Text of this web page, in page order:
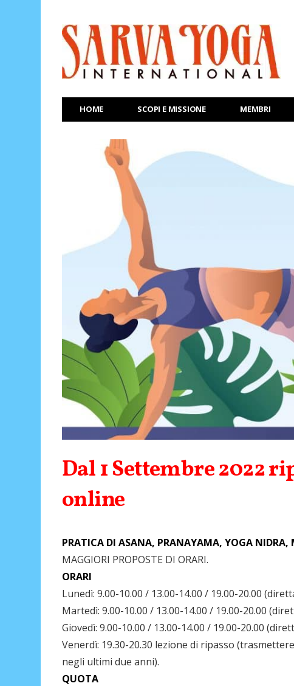
HOME SCOPI E MISSIONE MEMBRI
Dal 1 Settembre 2022
online
PRATICA DI ASANA, PRANAYAMA, YOGA
MAGGIORI PROPOSTE DI ORARI.
ORARI
Lunedì: 9.00-10.00 / 13.00-14.00 / 19.00-20.00
Martedì: 9.00-10.00 / 13.00-14.00 / 19.00-20.00
Giovedì: 9.00-10.00 / 13.00-14.00 / 19.00-20.00
Venerdì: 19.30-20.30 lezione di ripasso
negli ultimi due anni).
QUOTA